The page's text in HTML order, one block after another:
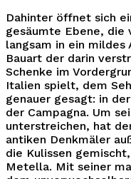
Dahinter öffnet sich
gesäumte Ebene, die
langsam in ein
Bauart der darin
Schenke im
Italien spielt, dem
genauer gesagt: in
der Campagna. Um
unterstreichen, hat
antiken Denkmäler
die Kulissen
Metella. Mit seiner